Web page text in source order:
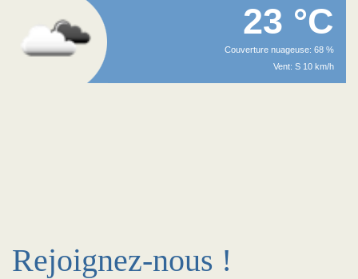
23 °C
Couverture nuageuse: 68 %
Vent: S 10 km/h
Rejoignez-nous !